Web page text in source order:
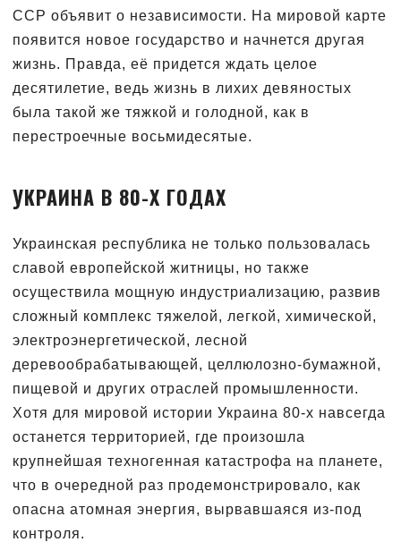
ССР объявит о независимости. На мировой карте
появится новое государство и начнется другая
жизнь. Правда, её придется ждать целое
десятилетие, ведь жизнь в лихих девяностых
была такой же тяжкой и голодной, как в
перестроечные восьмидесятые.
УКРАИНА В 80-Х ГОДАХ
Украинская республика не только пользовалась
славой европейской житницы, но также
осуществила мощную индустриализацию, развив
сложный комплекс тяжелой, легкой, химической,
электроэнергетической, лесной
деревообрабатывающей, целлюлозно-бумажной,
пищевой и других отраслей промышленности.
Хотя для мировой истории Украина 80-х навсегда
останется территорией, где произошла
крупнейшая техногенная катастрофа на планете,
что в очередной раз продемонстрировало, как
опасна атомная энергия, вырвавшаяся из-под
контроля.